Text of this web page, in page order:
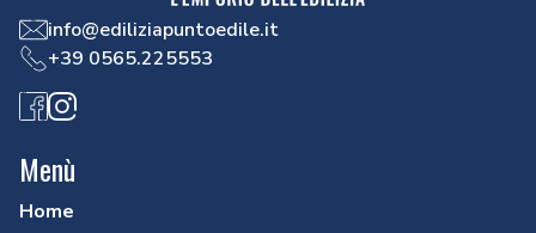
info@ediliziapuntoedile.it
+39 0565.225553
Facebook
Instagram
Menù
Home